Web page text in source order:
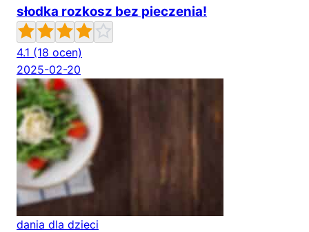
słodka rozkosz bez pieczenia!
4.1 (18 ocen)
2025-02-20
dania dla dzieci